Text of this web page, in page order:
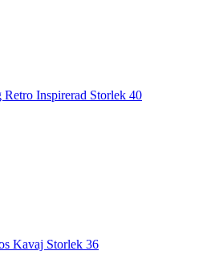
Inspirerad Storlek 40
Kavaj Storlek 36